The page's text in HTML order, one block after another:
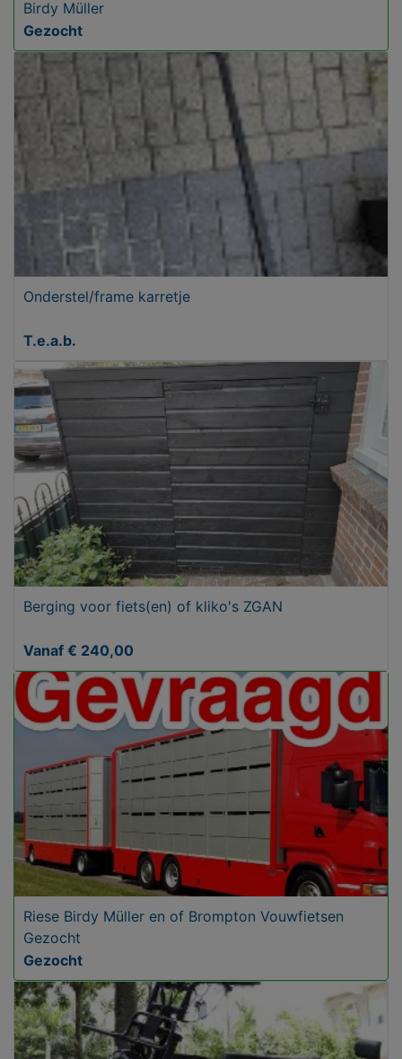
Birdy Müller
Gezocht
Onderstel/frame karretje
T.e.a.b.
Berging voor fiets(en) of kliko's ZGAN
Vanaf € 240,00
Riese Birdy Müller en of Brompton Vouwfietsen
Gezocht
Gezocht